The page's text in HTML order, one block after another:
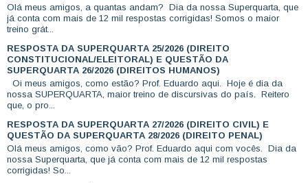
Olá meus amigos, a quantas andam? Dia da nossa Superquarta, que
já conta com mais de 12 mil respostas corrigidas! Somos o maior
treino grát...
RESPOSTA DA SUPERQUARTA 25/2026 (DIREITO
CONSTITUCIONAL/ELEITORAL) E QUESTÃO DA
SUPERQUARTA 26/2026 (DIREITOS HUMANOS)
Oi meus amigos, como estão? Prof. Eduardo aqui. Hoje é dia da
nossa SUPERQUARTA, maior treino de discursivas do país. Reitero
que, o pro...
RESPOSTA DA SUPERQUARTA 27/2026 (DIREITO CIVIL) E
QUESTÃO DA SUPERQUARTA 28/2026 (DIREITO PENAL)
Olá meus amigos, como vão? Prof. Eduardo aqui com vocês. Dia da
nossa Superquarta, que já conta com mais de 12 mil respostas
corrigidas! So...